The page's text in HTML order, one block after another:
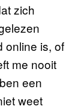
zich
online is, of
me nooit
een
weet